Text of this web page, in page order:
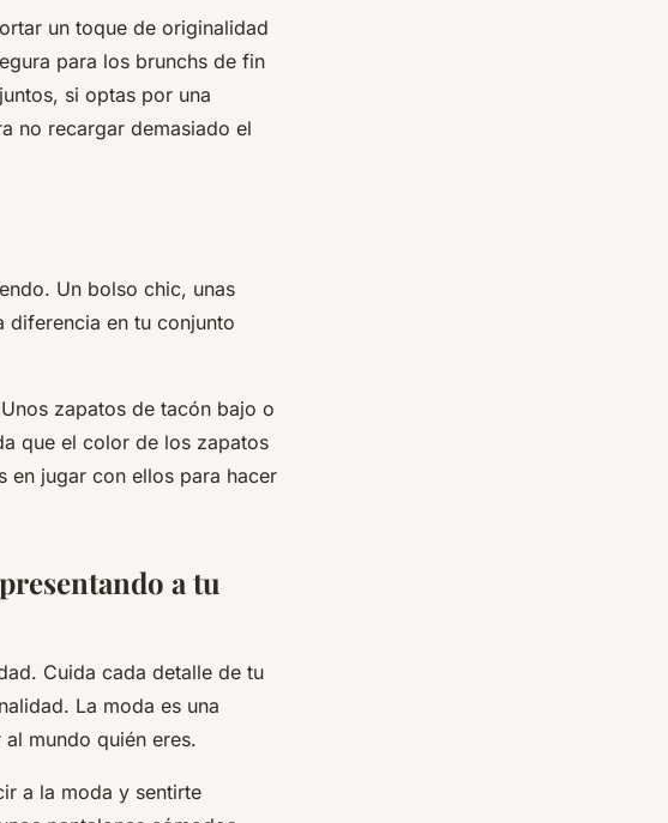
un toque de originalidad
para los brunchs de fin
si optas por una
no recargar demasiado el
Un bolso chic, unas
diferencia en tu conjunto
zapatos de tacón bajo o
que el color de los zapatos
en jugar con ellos para hacer
a tu
Cuida cada detalle de tu
La moda es una
mundo quién eres.
a la moda y sentirte